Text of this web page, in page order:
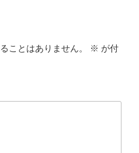
ことはありません。 ※ が付